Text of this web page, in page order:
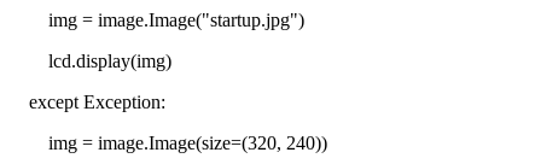
img = image.Image("startup.jpg")
lcd.display(img)
except Exception:
img = image.Image(size=(320, 240))